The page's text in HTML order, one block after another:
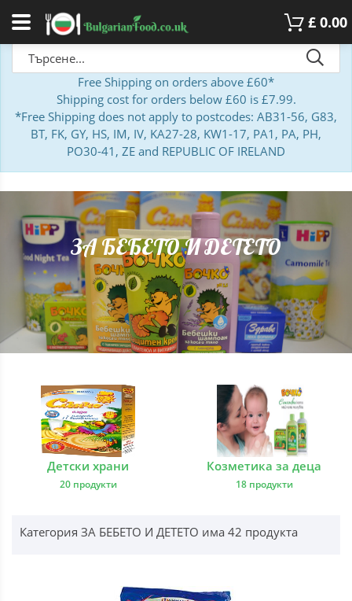
£ 0.00
Free Shipping on orders above £60*
Shipping cost for orders below £60 is £7.99.
*Free Shipping does not apply to postcodes: AB31-56, G83,
BT, FK, GY, HS, IM, IV, KA27-28, KW1-17, PA1, PA, PH,
PO30-41, ZE and REPUBLIC OF IRELAND
ЗА БЕБЕТО И ДЕТЕТО
Детски храни
20 продукти
Козметика за деца
18 продукти
Категория ЗА БЕБЕТО И ДЕТЕТО има 42 продукта